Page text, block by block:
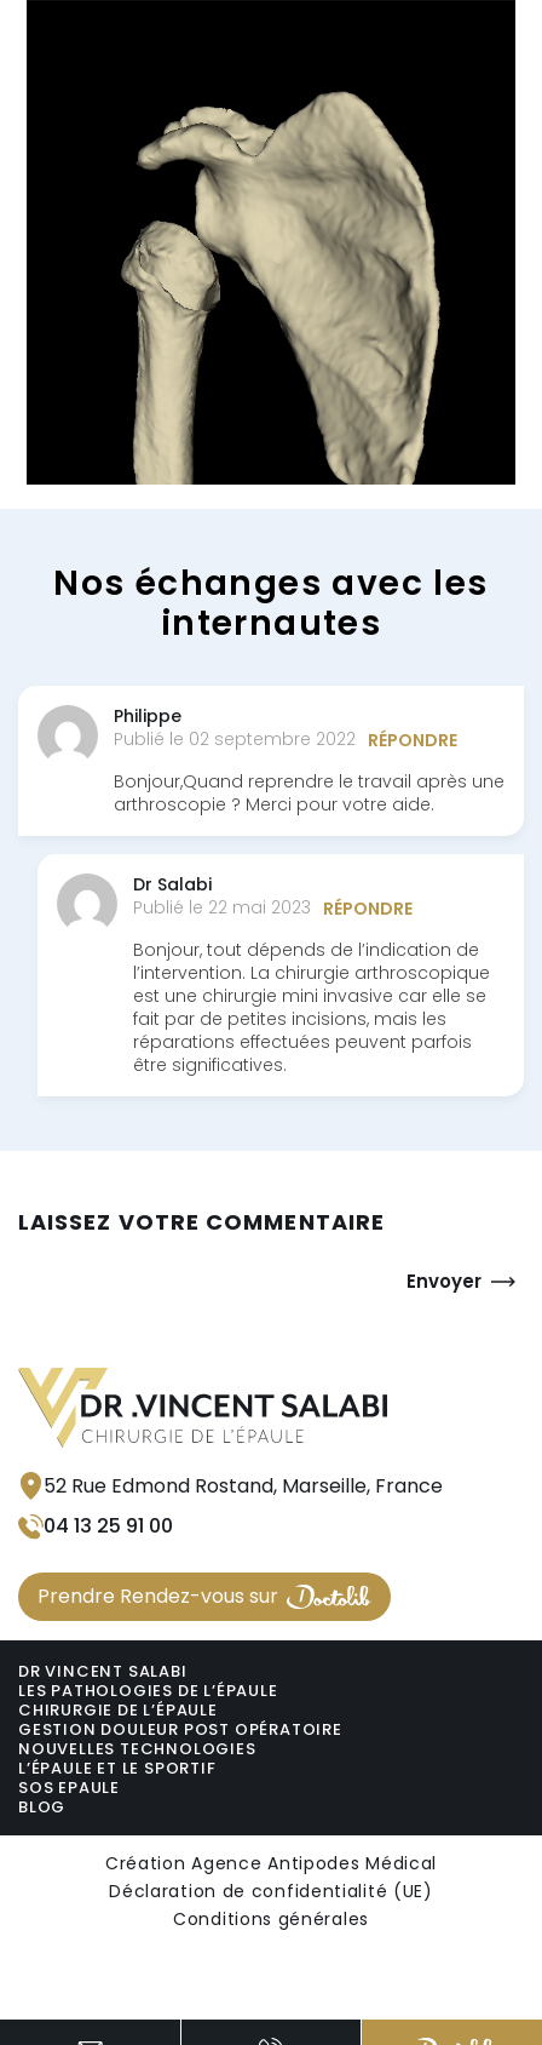
Nos échanges avec les
internautes
Philippe
Publié le 02 septembre 2022 RÉPONDRE
Bonjour,Quand reprendre le travail après une
arthroscopie ? Merci pour votre aide.
Dr Salabi
Publié le 22 mai 2023 RÉPONDRE
Bonjour, tout dépends de l’indication de
l’intervention. La chirurgie arthroscopique
est une chirurgie mini invasive car elle se
fait par de petites incisions, mais les
réparations effectuées peuvent parfois
être significatives.
LAISSEZ VOTRE COMMENTAIRE
Envoyer
52 Rue Edmond Rostand, Marseille, France
04 13 25 91 00
Prendre Rendez-vous sur
DR VINCENT SALABI
LES PATHOLOGIES DE L’ÉPAULE
CHIRURGIE DE L’ÉPAULE
GESTION DOULEUR POST OPÉRATOIRE
NOUVELLES TECHNOLOGIES
L’ÉPAULE ET LE SPORTIF
SOS EPAULE
BLOG
Création Agence Antipodes Médical
Déclaration de confidentialité (UE)
Conditions générales